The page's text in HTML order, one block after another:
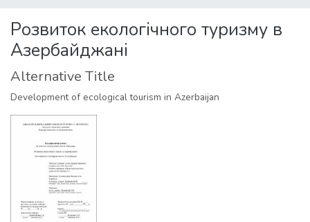
Statistics
Розвиток екологічного туризму в
Азербайджані
Alternative Title
Development of ecological tourism in Azerbaijan